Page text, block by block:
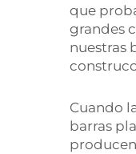
que
grandes
nuestras
Cuando
barras